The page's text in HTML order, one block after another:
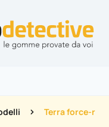
Terra force-r